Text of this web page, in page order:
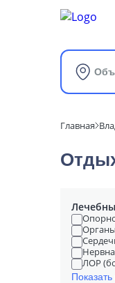
Главная
ЛОР
Показать